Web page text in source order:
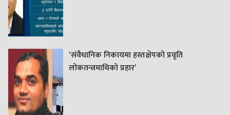
‘संवैधानिक निकायमा हस्तक्षेपको प्रवृति
लोकतन्त्रमाथिको प्रहार’